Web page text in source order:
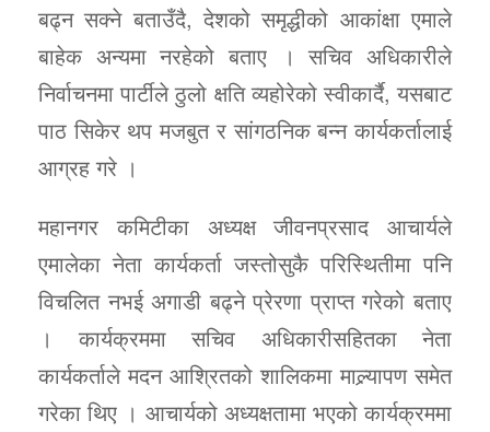
बढ्न सक्ने बताउँदै, देशको समृद्धीको आकांक्षा एमाले
बाहेक अन्यमा नरहेको बताए । सचिव अधिकारीले
निर्वाचनमा पार्टीले ठुलो क्षति व्यहोरेको स्वीकार्दै, यसबाट
पाठ सिकेर थप मजबुत र सांगठनिक बन्न कार्यकर्तालाई
आग्रह गरे ।
महानगर कमिटीका अध्यक्ष जीवनप्रसाद आचार्यले
एमालेका नेता कार्यकर्ता जस्तोसुकै परिस्थितीमा पनि
विचलित नभई अगाडी बढ्ने प्रेरणा प्राप्त गरेको बताए
। कार्यक्रममा सचिव अधिकारीसहितका नेता
कार्यकर्ताले मदन आश्रितको शालिकमा माल्र्यापण समेत
गरेका थिए । आचार्यको अध्यक्षतामा भएको कार्यक्रममा